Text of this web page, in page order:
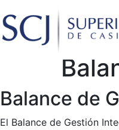
Balance de
El Balance de Gestión